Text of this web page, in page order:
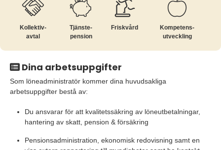
Kollektiv­
avtal
Tjänste­
pension
Friskvård
Kompetens­
utveckling
Dina arbetsuppgifter
Som löneadministratör kommer dina huvudsakliga
arbetsuppgifter bestå av:
Du ansvarar för att kvalitetssäkring av löneutbetalningar,
hantering av skatt, pension & försäkring
Pensionsadministration, ekonomisk redovisning samt en